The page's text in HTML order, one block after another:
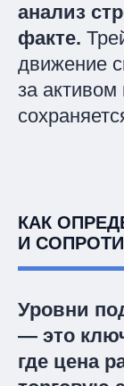
анализ
факте.
движение
за
КАК
И
Уровни
— это
где цена